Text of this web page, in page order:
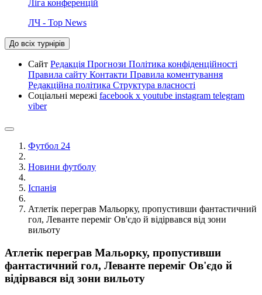
Ліга конференцій
ЛЧ - Top News
До всіх турнірів
Сайт Редакція Прогнози Політика конфіденційності
Правила сайту Контакти Правила коментування
Редакційна політика Структура власності
Соціальні мережі facebook x youtube instagram telegram
viber
Футбол 24
Новини футболу
Іспанія
Атлетік переграв Мальорку, пропустивши фантастичний
гол, Леванте переміг Ов'єдо й відірвався від зони
вильоту
Атлетік переграв Мальорку, пропустивши
фантастичний гол, Леванте переміг Ов'єдо й
відірвався від зони вильоту